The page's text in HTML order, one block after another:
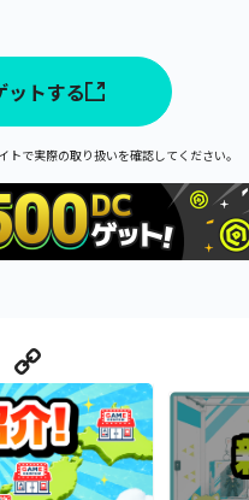
ットする
で実際の取り扱いを確認してください。
Line